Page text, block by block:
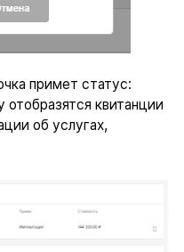
примет статус:
квитанции
об услугах,